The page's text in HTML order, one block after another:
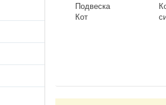
Подвеска
Кот